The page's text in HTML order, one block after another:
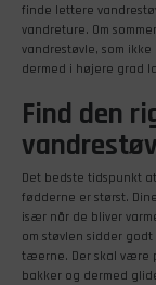
finde lettere
vandreture. Om
vandrestøvle, som
dermed i højere grad
Find den
Det bedste tidspunkt
fødderne er størst.
især når de bliver
om støvlen sidder
tæerne. Der skal være
bakker og dermed